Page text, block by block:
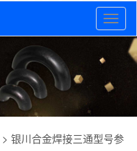
Toggle
> 银川合金焊接三通型号参